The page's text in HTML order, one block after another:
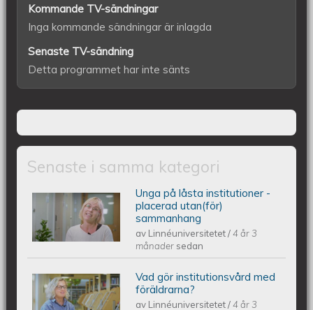
Kommande TV-sändningar
Inga kommande sändningar är inlagda
Senaste TV-sändning
Detta programmet har inte sänts
Senaste i samma kategori
Unga på låsta institutioner -
placerad utan(för) sammanhang
Unga på låsta institutioner -
placerad utan(för)
sammanhang
av Linnéuniversitetet/4 år 3
månader sedan
Vad gör institutionsvård med
Vad gör institutionsvård med
föräldrarna?
av Linnéuniversitetet/4 år 3